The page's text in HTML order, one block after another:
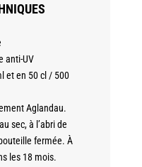
anti-UV
et en 50 cl / 500
Aglandau.
sec, à l’abri de
fermée. À
les 18 mois.